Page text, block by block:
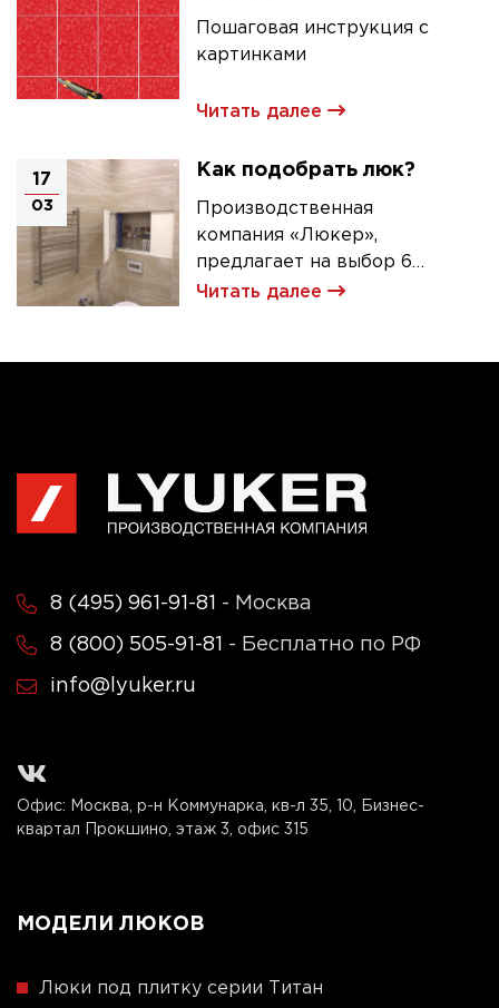
Пошаговая инструкция с
картинками
Читать далее
17
03
Как подобрать люк?
Производственная
компания «Люкер»,
предлагает на выбор 6
моделей ревизионных
Читать далее
8 (495) 961-91-81 - Москва
8 (800) 505-91-81 - Бесплатно по РФ
info@lyuker.ru
Офис: Москва, р-н Коммунарка, кв-л 35, 10, Бизнес-
квартал Прокшино, этаж 3, офис 315
МОДЕЛИ ЛЮКОВ
Люки под плитку серии Титан